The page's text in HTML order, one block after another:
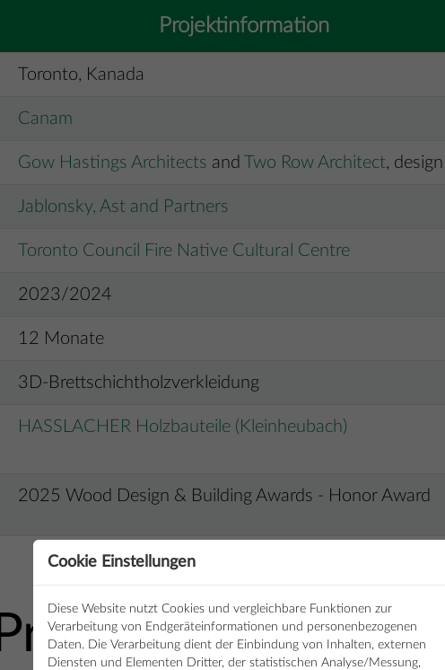
Projektinformation
Toronto, Kanada
Canam
Gow Hastings Architects and Two Row Architect,
Jablonsky, Ast and Partners
Toronto Council Fire Native Cultural Centre
2023/2024
12 Monate
3D-Brettschichtholzverkleidung
HASSLACHER Holzbauteile (Kleinheubach)
2025 Wood Design & Building Awards - Honor Award
Projekte im
Cookie Einstellungen
Diese Website nutzt Cookies und vergleichbare Funktionen zur
Verarbeitung von Endgeräteinformationen und personenbezogenen
Daten. Die Verarbeitung dient der Einbindung von Inhalten, externen
Diensten und Elementen Dritter, der statistischen Analyse/Messung,